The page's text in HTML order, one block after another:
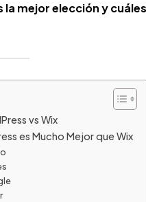
la mejor elección y
vs Wix
es Mucho Mejor que Wix